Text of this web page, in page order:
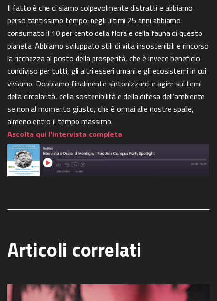
Il fatto è che ci siamo colpevolmente distratti e abbiamo
perso tantissimo tempo: negli ultimi 25 anni abbiamo
consumato il 10 per cento della flora e della fauna di questo
pianeta. Abbiamo sviluppato stili di vita insostenibili e rincorso
la ricchezza al posto della prosperità, che è invece beneficio
condiviso per tutti, gli altri esseri umani e gli ecosistemi in cui
viviamo. Dobbiamo finalmente sintonizzarci e agire sui temi
della circolarità, della sostenibilità e della difesa dell’ambiente
se non al momento giusto, che è ormai alle nostre spalle,
almeno entro il tempo massimo.
Ascolta qui l'intervista completa
Articoli correlati